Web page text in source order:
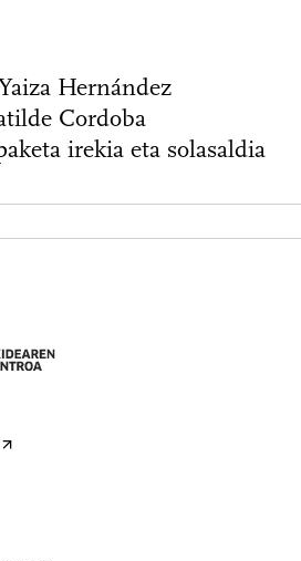
Hernández
Cordoba
irekia eta solasaldia